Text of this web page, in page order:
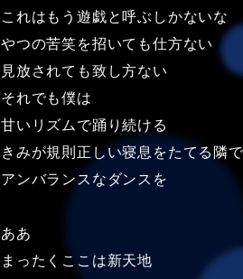
これはもう遊戯と呼ぶしかないな
やつの苦笑を招いても仕方ない
見放されても致し方ない
それでも僕は
甘いリズムで踊り続ける
きみが規則正しい寝息をたてる隣で
アンバランスなダンスを
ああ
まったくここは新天地